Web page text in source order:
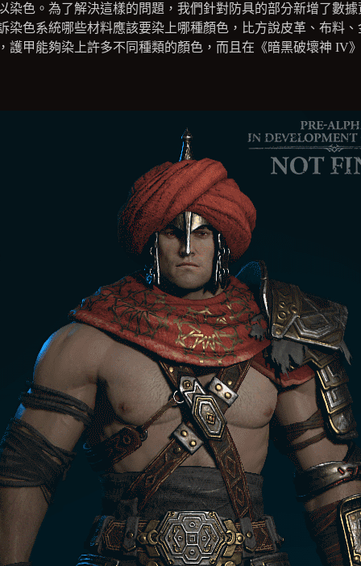
染色。為了解決這樣的問題，我們針對防具的部分新增了數
染色系統哪些材料應該要染上哪種顏色，比方說皮革、布料
護甲能夠染上許多不同種類的顏色，而且在《暗黑破壞神 IV